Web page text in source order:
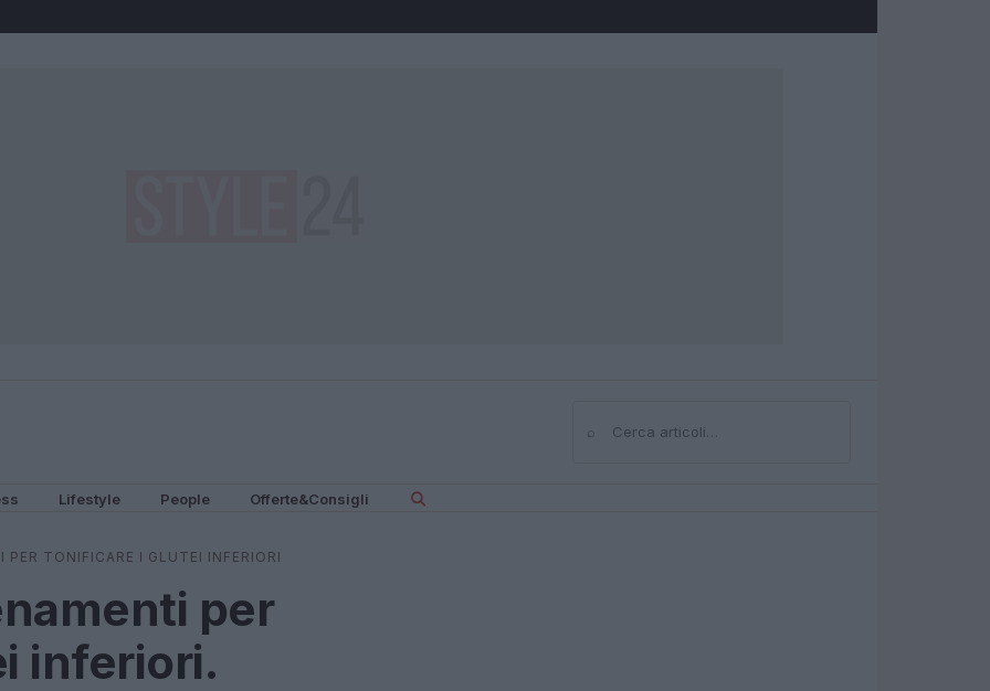
⌕Cerca
Lifestyle People Offerte&Consigli
PER TONIFICARE I GLUTEI INFERIORI
per
inferiori.